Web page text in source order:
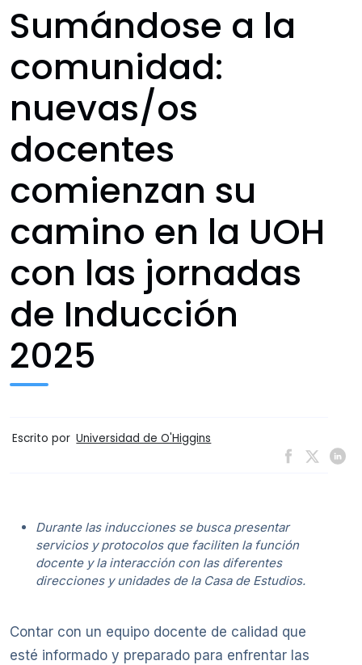
Sumándose a la
comunidad:
nuevas/os
docentes
comienzan su
camino en la UOH
con las jornadas
de Inducción
2025
Escrito por Universidad de O'Higgins
Durante las inducciones se busca presentar
servicios y protocolos que faciliten la función
docente y la interacción con las diferentes
direcciones y unidades de la Casa de Estudios.
Contar con un equipo docente de calidad que
esté informado y preparado para enfrentar las